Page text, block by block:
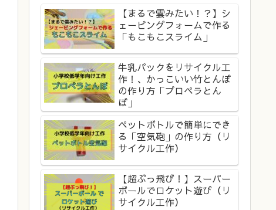
【まるで雲みたい！？】シ
ェービングフォームで作る
「もこもこスライム」
牛乳パックをリサイクル工
作！、かっこいい竹とんぼ
の作り方「プロペラとん
ぼ」
ペットボトルで簡単にでき
る「空気砲」の作り方（リ
サイクル工作）
【超ぶっ飛び！】スーパー
ボールでロケット遊び（リ
サイクル工作）